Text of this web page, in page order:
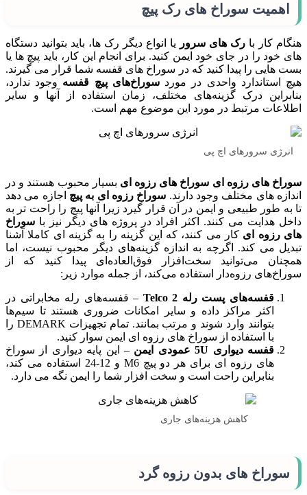
اهمیت سوراخ های رک پیچ
هنگام کار با رک های سرور
یا انواع دیگر رک ها، باید بتوانید دستگاه
های خود را در جای خود ایمن کنید. برای انجام این کار، باید پیچ ها یا
بست هایی را پیدا کنید که در سوراخ های قفسه شما قرار می گیرند.
هیچ استاندارد واحدی در موردسوراخ‌های پیچ قفسه وجود ندارد،
بنابراین درک گزینه‌های مختلف، زمان استفاده از آنها و سایر
اطلاعات مرتبط در مورد این موضوع مهم است.
انرژی سرورهای اچ پی
سوراخ های رزوه ای سوراخ های رزوه ای بسیار محبوب هستند و در
اندازه های مختلف وجود دارند. سوراخ رزوه ای به پیچ اجازه می دهد
تا به طور طبیعی و ایمن در آن قرار گیرد زیرا آنها پیچ را راحت تر به
داخل هدایت می کنند. اکثر افراد در پروژه های دیگر نیز با سوراخ
های رزوه ای کار می کنند، که این گزینه را به گزینه ای کاملا آشنا
تبدیل می کند. اگرچه به اندازه گزینه‌های دیگر محبوب نیست، اما
همچنان می‌توانید سخت‌افزار فوق‌العاده‌ای پیدا کنید که از
سوراخ‌های رزوه‌دار استفاده می‌کند، از جمله موارد زیر:
قفسه‌های پست رله 2 Telco
– قفسه‌های رله مخابراتی در
اکثر مراکز داده و سایر امکانات ضروری هستند تا سیم‌ها
بتوانند وارد شوند و مرتب بمانند. تمام تجهیزات DEMARK را
با استفاده از سوراخ های رزوه ای ایمن سوار کنید.
قفسه دیواری 5U عمودی ایمن
– این پایه دیواری از سوراخ
های رزوه ای برای هر دو پیچ M6 و 12-24 استفاده می کند،
بنابراین راحت است و سخت افزار شما را ایمن نگه می دارد.
کاهش هزینه‌های جاری
سوراخ های بدون رزوه گرد